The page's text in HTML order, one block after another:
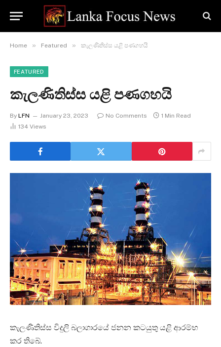
Home » Featured » කැලණිතිස්ස යළි පණගහයි
FEATURED
කැලණිතිස්ස යළි පණගහයි
By LFN January 23, 2023 No Comments
1 Min Read
134 Views
කැලණිතිස්ස විදුලි බලාගාරයේ ජනන කටයුතු යළි ආරම්භ
කර තිබේ.